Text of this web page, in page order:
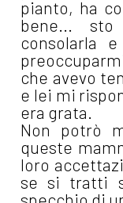
pianto, ha
bene...
consolarla
che avevo
e lei mi
era grata.
Non potrò
queste
loro
se si tratti